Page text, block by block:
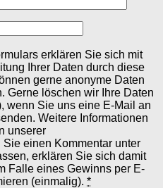
erklären Sie sich mit
Ihrer Daten durch diese
gerne anonyme Daten
Gerne löschen wir Ihre Daten
wenn Sie uns eine E-Mail an
Weitere Informationen
unserer
einen Kommentar unter
erklären Sie sich damit
Falle eines Gewinns per E-
(einmalig). *